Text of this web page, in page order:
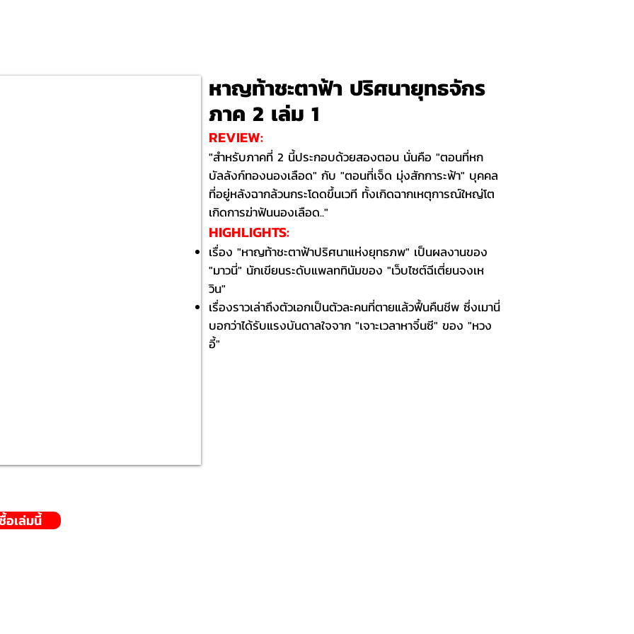
หาญท้าชะตาฟ้า ปริศนายุทธจักร
ภาค 2 เล่ม 1
REVIEW:
"สำหรับภาคที่ 2 นี้ประกอบด้วยสองตอน นั่นคือ "ตอนที่หก
บัลลังก์ทองนองเลือด" กับ "ตอนที่เจ็ด มุ่งสักการะฟ้า" บุคคล
ที่อยู่หลังฉากล้วนกระโดดขึ้นเวที ทั้งเกิดฉากเหตุการณ์ใหญ่โต
เกิดการฆ่าฟันนองเลือด.."
HIGHLIGHTS:​
​เรื่อง "หาญท้าชะตาฟ้าปริศนาแห่งยุทธภพ" เป็นผลงานของ
"มาวนี่" นักเขียนระดับแพลททินัมของ "เว็บไซต์ฉีเตี่ยนจงเห
วิน"
เรื่องราวเล่าถึงตัวเอกเป็นตัวละคนที่ตายแล้วฟื้นคืนชีพ ซึ่งเมานี่
บอกว่าได้รับแรงบันดาลใจจาก "เจาะเวลาหาจิ๋นซี" ของ "หวง
อี้"
อเล่มนี้